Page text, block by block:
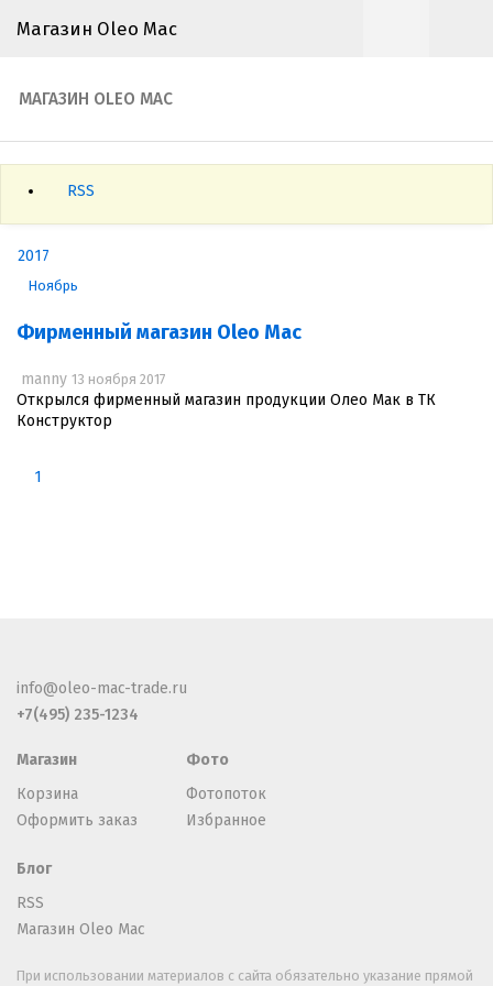
Магазин Oleo Mac
МАГАЗИН OLEO MAC
RSS
2017
Ноябрь
Фирменный магазин Oleo Mac
manny 13 ноября 2017
Открылся фирменный магазин продукции Олео Мак в ТК
Конструктор
1
info@oleo-mac-trade.ru
+7(495) 235-1234
Магазин
Корзина
Оформить заказ
Фото
Фотопоток
Избранное
Блог
RSS
Магазин Oleo Mac
При использовании материалов с сайта обязательно указание прямой